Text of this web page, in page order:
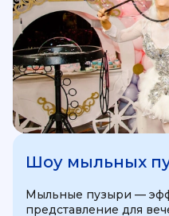
Шоу мыльных
Мыльные пузыри —
представление для